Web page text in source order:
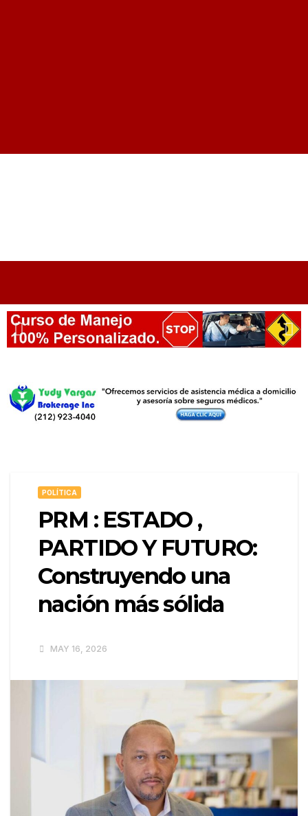
POLÍTICA
PRM : ESTADO ,
PARTIDO Y FUTURO:
Construyendo una
nación más sólida
MAY 16, 2026